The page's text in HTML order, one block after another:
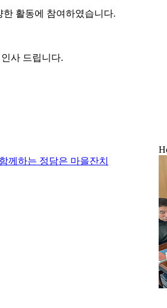
활동에 참여하였습니다.
사 드립니다.